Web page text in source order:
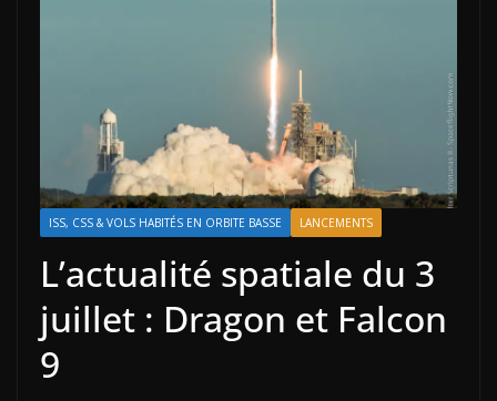
ISS, CSS & VOLS HABITÉS EN ORBITE BASSE LANCEMENTS
L’actualité spatiale du 3
juillet : Dragon et Falcon
9